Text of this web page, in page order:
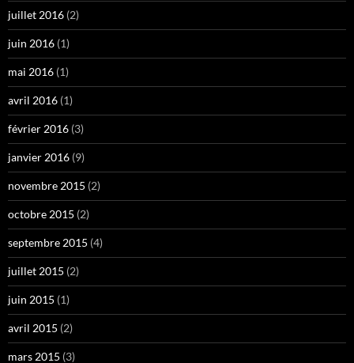
juillet 2016 (2)
juin 2016 (1)
mai 2016 (1)
avril 2016 (1)
février 2016 (3)
janvier 2016 (9)
novembre 2015 (2)
octobre 2015 (2)
septembre 2015 (4)
juillet 2015 (2)
juin 2015 (1)
avril 2015 (2)
mars 2015 (3)